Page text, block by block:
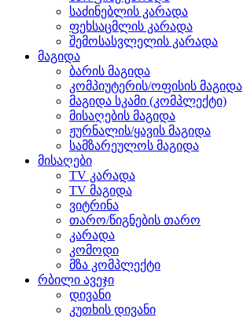
საძინებლის კარადა
ფეხსაცმლის კარადა
შემოსასვლელის კარადა
მაგიდა
ბარის მაგიდა
კომპიუტერის/ოფისის მაგიდა
მაგიდა სკამი (კომპლექტი)
მისაღების მაგიდა
ჟურნალის/ყავის მაგიდა
სამზარეულოს მაგიდა
მისაღები
TV კარადა
TV მაგიდა
ვიტრინა
თარო/წიგნების თარო
კარადა
კომოდი
მზა კომპლექტი
რბილი ავეჯი
დივანი
კუთხის დივანი